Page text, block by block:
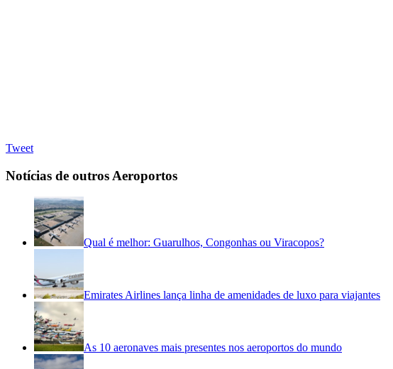
Tweet
Notícias de outros Aeroportos
Qual é melhor: Guarulhos, Congonhas ou Viracopos?
Emirates Airlines lança linha de amenidades de luxo para viajantes
As 10 aeronaves mais presentes nos aeroportos do mundo